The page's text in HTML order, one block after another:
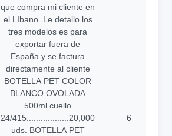
que compra mi cliente en
el LIbano. Le detallo los
tres modelos es para
exportar fuera de
España y se factura
directamente al cliente
BOTELLA PET COLOR
BLANCO OVOLADA
500ml cuello
24/415..................20,000
uds. BOTELLA PET
6